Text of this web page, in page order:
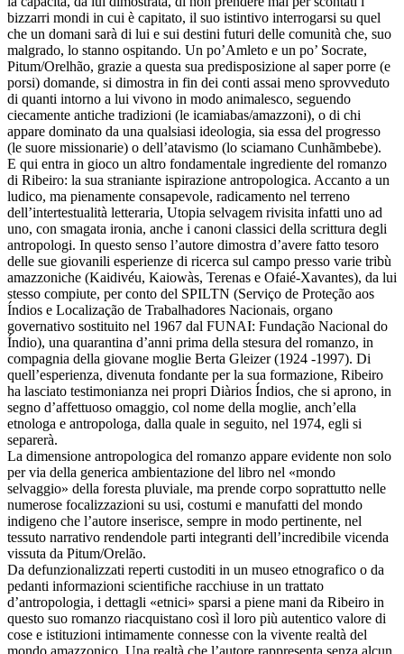
bizzarri mondi in cui è capitato, il suo istintivo interrogarsi su quel
che un domani sarà di lui e sui destini futuri delle comunità che, suo
malgrado, lo stanno ospitando. Un po’Amleto e un po’ Socrate,
Pitum/Orelhão, grazie a questa sua predisposizione al saper porre (e
porsi) domande, si dimostra in fin dei conti assai meno sprovveduto
di quanti intorno a lui vivono in modo animalesco, seguendo
ciecamente antiche tradizioni (le icamiabas/amazzoni), o di chi
appare dominato da una qualsiasi ideologia, sia essa del progresso
(le suore missionarie) o dell’atavismo (lo sciamano Cunhãmbebe).
E qui entra in gioco un altro fondamentale ingrediente del romanzo
di Ribeiro: la sua straniante ispirazione antropologica. Accanto a un
ludico, ma pienamente consapevole, radicamento nel terreno
dell’intertestualità letteraria, Utopia selvagem rivisita infatti uno ad
uno, con smagata ironia, anche i canoni classici della scrittura degli
antropologi. In questo senso l’autore dimostra d’avere fatto tesoro
delle sue giovanili esperienze di ricerca sul campo presso varie tribù
amazzoniche (Kaidivéu, Kaiowàs, Terenas e Ofaié-Xavantes), da lui
stesso compiute, per conto del SPILTN (Serviço de Proteção aos
Índios e Localização de Trabalhadores Nacionais, organo
governativo sostituito nel 1967 dal FUNAI: Fundação Nacional do
Índio), una quarantina d’anni prima della stesura del romanzo, in
compagnia della giovane moglie Berta Gleizer (1924 -1997). Di
quell’esperienza, divenuta fondante per la sua formazione, Ribeiro
ha lasciato testimonianza nei propri Diàrios Índios, che si aprono, in
segno d’affettuoso omaggio, col nome della moglie, anch’ella
etnologa e antropologa, dalla quale in seguito, nel 1974, egli si
separerà.
La dimensione antropologica del romanzo appare evidente non solo
per via della generica ambientazione del libro nel «mondo
selvaggio» della foresta pluviale, ma prende corpo soprattutto nelle
numerose focalizzazioni su usi, costumi e manufatti del mondo
indigeno che l’autore inserisce, sempre in modo pertinente, nel
tessuto narrativo rendendole parti integranti dell’incredibile vicenda
vissuta da Pitum/Orelão.
Da defunzionalizzati reperti custoditi in un museo etnografico o da
pedanti informazioni scientifiche racchiuse in un trattato
d’antropologia, i dettagli «etnici» sparsi a piene mani da Ribeiro in
questo suo romanzo riacquistano così il loro più autentico valore di
cose e istituzioni intimamente connesse con la vivente realtà del